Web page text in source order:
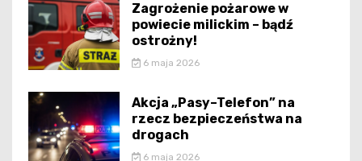
Zagrożenie pożarowe w
powiecie milickim – bądź
ostrożny!
6 maja 2026
Akcja „Pasy–Telefon” na
rzecz bezpieczeństwa na
drogach
6 maja 2026